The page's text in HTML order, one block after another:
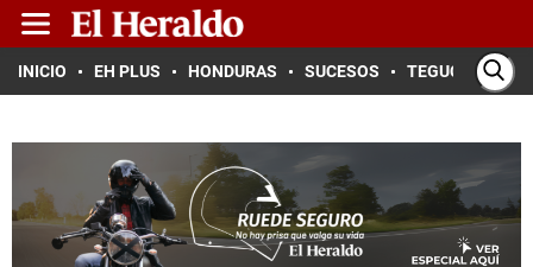
INICIO EH PLUS HONDURAS SUCESOS TEGUCIGALPA